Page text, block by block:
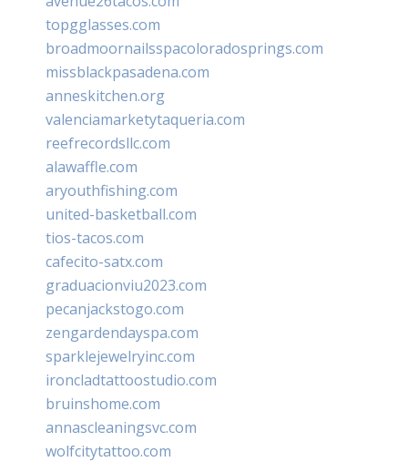
topgglasses.com
broadmoornailsspacoloradosprings.com
missblackpasadena.com
anneskitchen.org
valenciamarketytaqueria.com
reefrecordsllc.com
alawaffle.com
aryouthfishing.com
united-basketball.com
tios-tacos.com
cafecito-satx.com
graduacionviu2023.com
pecanjackstogo.com
zengardendayspa.com
sparklejewelryinc.com
ironcladtattoostudio.com
bruinshome.com
annascleaningsvc.com
wolfcitytattoo.com